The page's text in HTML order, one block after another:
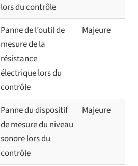
lors du contrôle
Panne de l’outil de
mesure de la
résistance
électrique lors du
contrôle
Majeure
Panne du dispositif
de mesure du niveau
sonore lors du
contrôle
Majeure